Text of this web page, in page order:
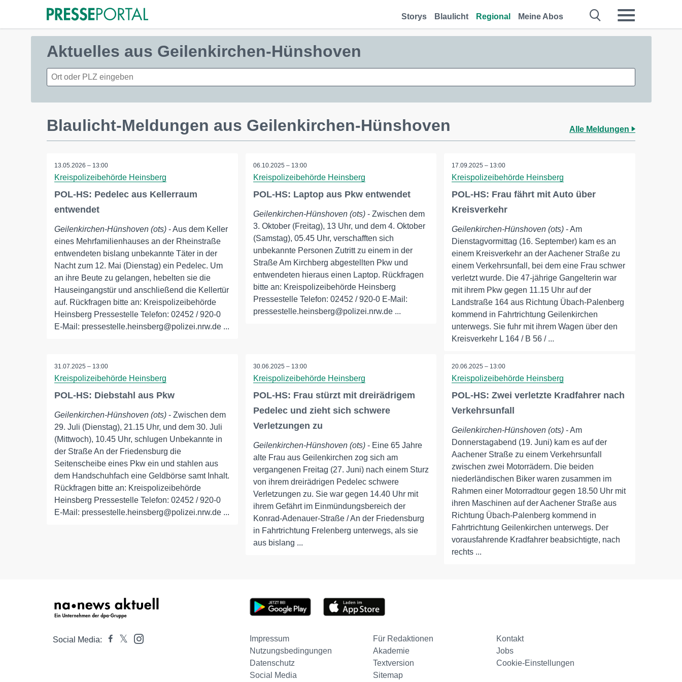
Storys Blaulicht Regional Meine Abos
Aktuelles aus Geilenkirchen-Hünshoven
Blaulicht-Meldungen aus Geilenkirchen-Hünshoven Alle Meldungen
13.05.2026 – 13:00
Kreispolizeibehörde Heinsberg
POL-HS: Pedelec aus Kellerraum
entwendet
Geilenkirchen-Hünshoven (ots) - Aus dem Keller
eines Mehrfamilienhauses an der Rheinstraße
entwendeten bislang unbekannte Täter in der
Nacht zum 12. Mai (Dienstag) ein Pedelec. Um
an ihre Beute zu gelangen, hebelten sie die
Hauseingangstür und anschließend die Kellertür
auf. Rückfragen bitte an: Kreispolizeibehörde
Heinsberg Pressestelle Telefon: 02452 / 920-0
E-Mail: pressestelle.heinsberg@polizei.nrw.de ...
06.10.2025 – 13:00
Kreispolizeibehörde Heinsberg
POL-HS: Laptop aus Pkw entwendet
Geilenkirchen-Hünshoven (ots)- Zwischen dem
3. Oktober (Freitag), 13 Uhr, und dem 4. Oktober
(Samstag), 05.45 Uhr, verschafften sich
unbekannte Personen Zutritt zu einem in der
Straße Am Kirchberg abgestellten Pkw und
entwendeten hieraus einen Laptop. Rückfragen
bitte an: Kreispolizeibehörde Heinsberg
Pressestelle Telefon: 02452 / 920-0 E-Mail:
pressestelle.heinsberg@polizei.nrw.de ...
17.09.2025 – 13:00
Kreispolizeibehörde Heinsberg
POL-HS: Frau fährt mit Auto über
Kreisverkehr
Geilenkirchen-Hünshoven (ots) - Am
Dienstagvormittag (16. September) kam es an
einem Kreisverkehr an der Aachener Straße zu
einem Verkehrsunfall, bei dem eine Frau schwer
verletzt wurde. Die 47-jährige Gangelterin war
mit ihrem Pkw gegen 11.15 Uhr auf der
Landstraße 164 aus Richtung Übach-Palenberg
kommend in Fahrtrichtung Geilenkirchen
unterwegs. Sie fuhr mit ihrem Wagen über den
Kreisverkehr L 164 / B 56 / ...
31.07.2025 – 13:00
Kreispolizeibehörde Heinsberg
POL-HS: Diebstahl aus Pkw
Geilenkirchen-Hünshoven (ots) - Zwischen dem
29. Juli (Dienstag), 21.15 Uhr, und dem 30. Juli
(Mittwoch), 10.45 Uhr, schlugen Unbekannte in
der Straße An der Friedensburg die
Seitenscheibe eines Pkw ein und stahlen aus
dem Handschuhfach eine Geldbörse samt Inhalt.
Rückfragen bitte an: Kreispolizeibehörde
Heinsberg Pressestelle Telefon: 02452 / 920-0
E-Mail: pressestelle.heinsberg@polizei.nrw.de ...
30.06.2025 – 13:00
Kreispolizeibehörde Heinsberg
POL-HS: Frau stürzt mit dreirädrigem
Pedelec und zieht sich schwere
Verletzungen zu
Geilenkirchen-Hünshoven (ots)- Eine 65 Jahre
alte Frau aus Geilenkirchen zog sich am
vergangenen Freitag (27. Juni) nach einem Sturz
von ihrem dreirädrigen Pedelec schwere
Verletzungen zu. Sie war gegen 14.40 Uhr mit
ihrem Gefährt im Einmündungsbereich der
Konrad-Adenauer-Straße / An der Friedensburg
in Fahrtrichtung Frelenberg unterwegs, als sie
aus bislang ...
20.06.2025 – 13:00
Kreispolizeibehörde Heinsberg
POL-HS: Zwei verletzte Kradfahrer nach
Verkehrsunfall
Geilenkirchen-Hünshoven (ots) - Am
Donnerstagabend (19. Juni) kam es auf der
Aachener Straße zu einem Verkehrsunfall
zwischen zwei Motorrädern. Die beiden
niederländischen Biker waren zusammen im
Rahmen einer Motorradtour gegen 18.50 Uhr mit
ihren Maschinen auf der Aachener Straße aus
Richtung Übach-Palenberg kommend in
Fahrtrichtung Geilenkirchen unterwegs. Der
vorausfahrende Kradfahrer beabsichtigte, nach
rechts ...
Social Media: Impressum Für Redaktionen
Kontakt
Nutzungsbedingungen
Akademie
Jobs
Datenschutz
Textversion
Cookie-Einstellungen
Social Media
Sitemap